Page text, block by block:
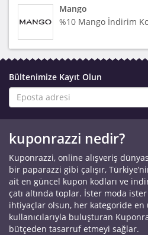
Mango
%10 Mango İndirim
Bültenimize Kayıt Olun
kuponrazzi nedir?
Kuponrazzi, online alışveriş
bir paparazzi gibi çalışır,
ait en güncel kupon kodları ve
çatı altında toplar. İster moda
ihtiyaçlar olsun, her kategoride en
kullanıcılarıyla buluşturan
bütçeden tasarruf etmeyi sağlar.